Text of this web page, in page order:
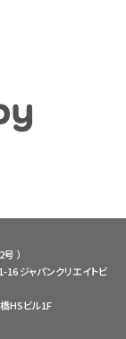
）
ジャパンクリエイトビ
HSビル1F